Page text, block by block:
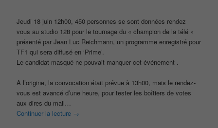
Jeudi 18 juin 12h00, 450 personnes se sont données rendez
vous au studio 128 pour le tournage du « champion de la télé »
présenté par Jean Luc Reichmann, un programme enregistré pour
TF1 qui sera diffusé en ‘Prime’.
Le candidat masqué ne pouvait manquer cet événement .
A l’origine, la convocation était prévue à 13h00, mais le rendez-
vous est avancé d’une heure, pour tester les boîtiers de votes
aux dires du mail…
Continuer la lecture →